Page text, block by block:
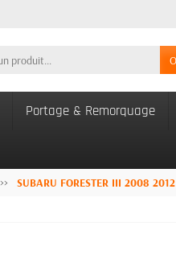
Portage & Remorquage
SUBARU FORESTER III 2008